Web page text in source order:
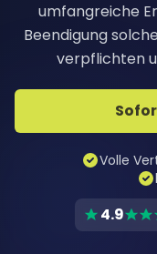
umfangreiche
Beendigung
verpflichten
Volle
4.9